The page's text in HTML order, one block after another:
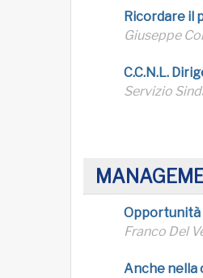
Ricordare il
Giuseppe
C.C.N.L.
Servizio
Opportunità
Franco Del
Anche nella